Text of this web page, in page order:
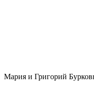
Мария и Григорий